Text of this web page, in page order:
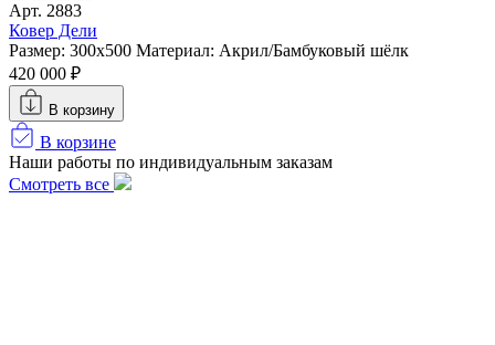
Арт. 2883
Ковер Дели
Размер: 300х500 Материал: Акрил/Бамбуковый шёлк
420 000 ₽
В корзину
В корзине
Наши работы по индивидуальным заказам
Смотреть все